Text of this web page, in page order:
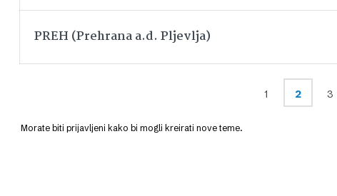
PREH (Prehrana a.d. Pljevlja)
1 2 3
Morate biti prijavljeni kako bi mogli kreirati nove teme.